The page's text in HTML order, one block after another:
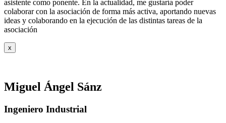
asistente como ponente. En la actualidad, me gustaría poder
colaborar con la asociación de forma más activa, aportando nuevas
ideas y colaborando en la ejecución de las distintas tareas de la
asociación
x
Miguel Ángel Sánz
Ingeniero Industrial